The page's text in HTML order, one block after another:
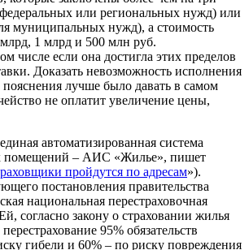
или региональных нужд) или
муниципальных нужд), а стоимость
1 млрд и 500 млн руб.
числе если она достигла этих пределов
Доказать невозможность исполнения
пояснения лучше было давать в самом
не оплатит увеличение цены,
автоматизированная система
помещений – АИС «Жилье», пишет
пройдутся по адресам»).
постановления правительства
национальная перестраховочная
согласно закону о страховании жилья
95% обязательств
гибели и 60% – по риску повреждения